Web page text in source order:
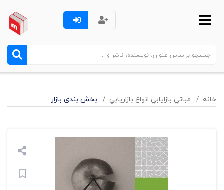
خانه مباتي بازايابي انواع بازاريابي بخش بندی بازار